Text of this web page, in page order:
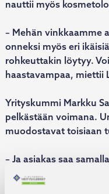
nauttii myös
– Mehän vinkkaamme
onneksi myös eri
rohkeuttakin löytyy.
haastavampaa, miettii
Yrityskummi Markku
pelkästään voimana.
muodostavat toisiaan
– Ja asiakas saa
Tuohon naapuriin
muuttaa asiakkaita.